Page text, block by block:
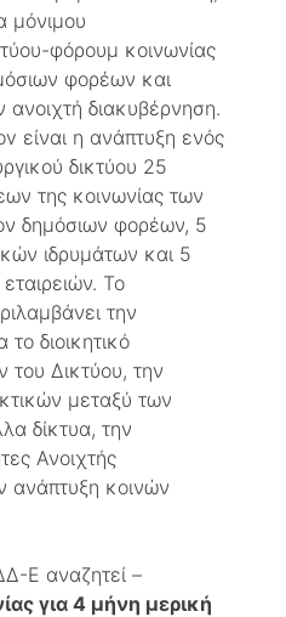
μόνιμου
φόρουμ κοινωνίας
φορέων και
ανοιχτή διακυβέρνηση.
είναι η ανάπτυξη ενός
δικτύου 25
της κοινωνίας των
δημόσιων φορέων, 5
ιδρυμάτων και 5
To
την
διοικητικό
Δικτύου, την
μεταξύ των
δίκτυα, την
Ανοιχτής
ανάπτυξη κοινών
Ε αναζητεί –
για 4 μήνη μερική